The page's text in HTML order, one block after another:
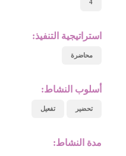
4
استراتيجية التنفيذ:
محاضرة
أسلوب النشاط:
تحضير تفعيل
مدة النشاط: